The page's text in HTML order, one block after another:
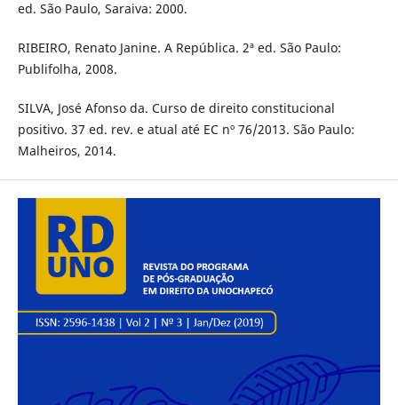
ed. São Paulo, Saraiva: 2000.
RIBEIRO, Renato Janine. A República. 2ª ed. São Paulo:
Publifolha, 2008.
SILVA, José Afonso da. Curso de direito constitucional
positivo. 37 ed. rev. e atual até EC nº 76/2013. São Paulo:
Malheiros, 2014.